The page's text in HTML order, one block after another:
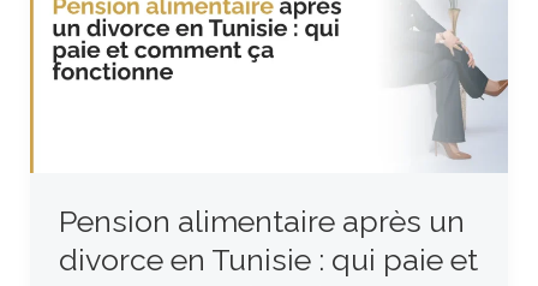
Pension alimentaire après un
divorce en Tunisie : qui paie et
divorce
en
et
comment